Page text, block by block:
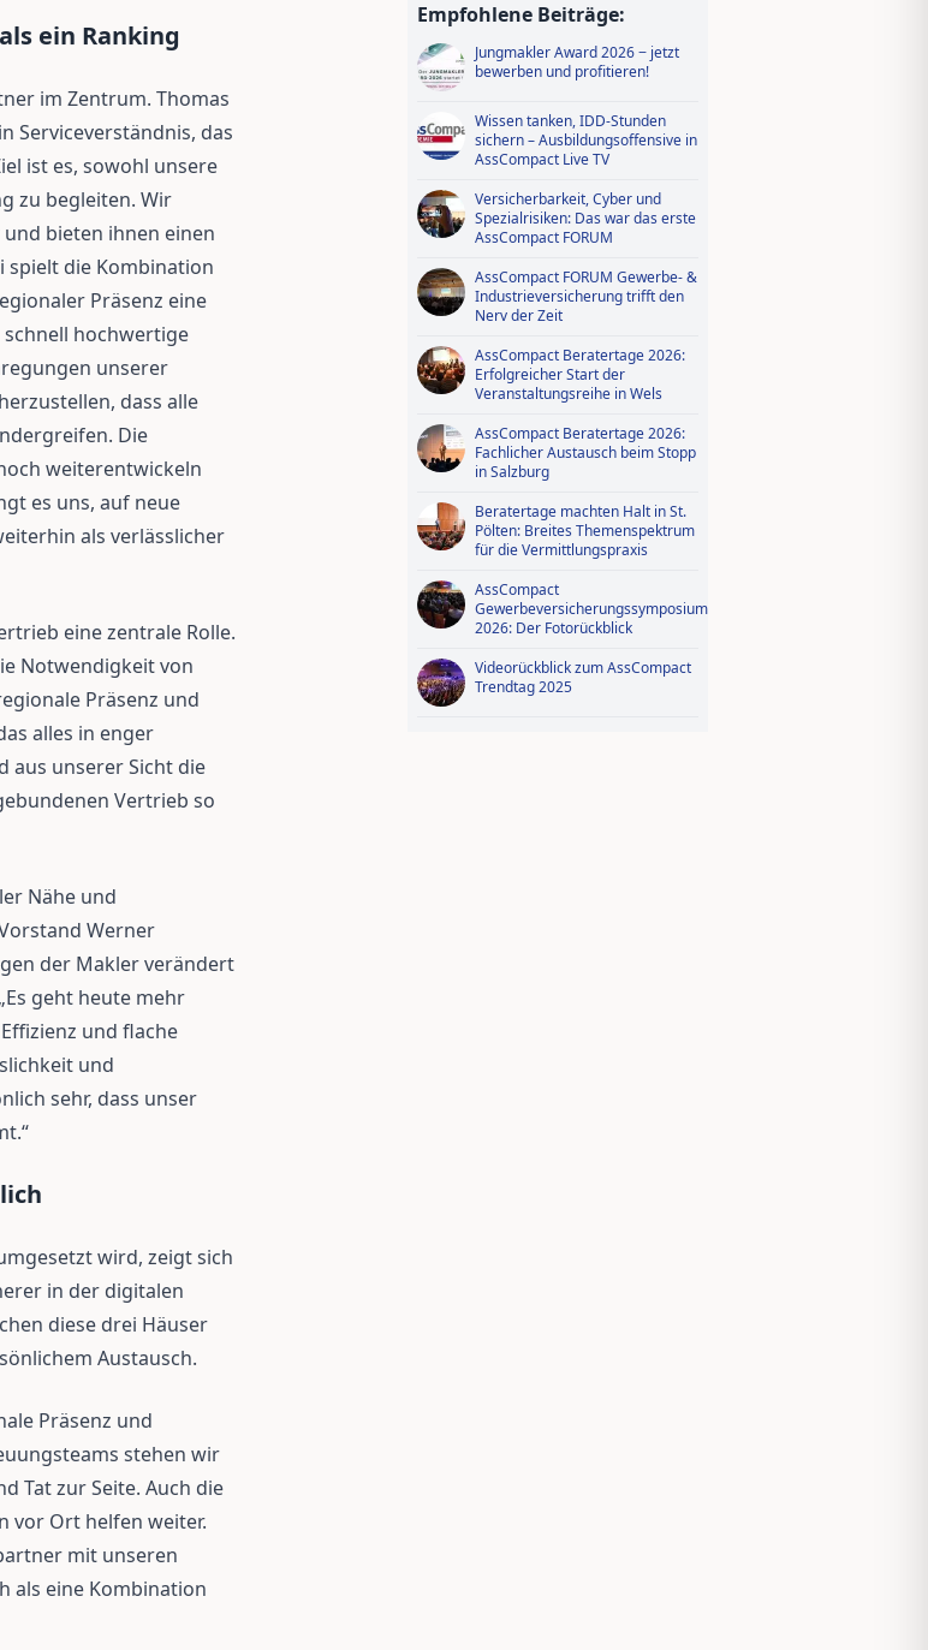
ein Ranking
im Zentrum. Thomas
Serviceverständnis, das
ist es, sowohl unsere
zu begleiten. Wir
bieten ihnen einen
spielt die Kombination
Präsenz eine
hochwertige
unserer
dass alle
Die
weiterentwickeln
es uns, auf neue
als verlässlicher
eine zentrale Rolle.
Notwendigkeit von
Präsenz und
alles in enger
aus unserer Sicht die
Vertrieb so
Nähe und
Werner
der Makler verändert
geht heute mehr
und flache
und
sehr, dass unser
wird, zeigt sich
in der digitalen
diese drei Häuser
Austausch.
Präsenz und
stehen wir
Tat zur Seite. Auch die
vor Ort helfen weiter.
mit unseren
als eine Kombination
Empfohlene Beiträge:
Jungmakler Award 2026 − jetzt
bewerben und profitieren!
Wissen tanken, IDD-Stunden
sichern – Ausbildungsoffensive in
AssCompact Live TV
Versicherbarkeit, Cyber und
Spezialrisiken: Das war das erste
AssCompact FORUM
AssCompact FORUM Gewerbe- &
Industrieversicherung trifft den
Nerv der Zeit
AssCompact Beratertage 2026:
Erfolgreicher Start der
Veranstaltungsreihe in Wels
AssCompact Beratertage 2026:
Fachlicher Austausch beim Stopp
in Salzburg
Beratertage machten Halt in St.
Pölten: Breites Themenspektrum
für die Vermittlungspraxis
AssCompact
Gewerbeversicherungssymposium
2026: Der Fotorückblick
Videorückblick zum AssCompact
Trendtag 2025